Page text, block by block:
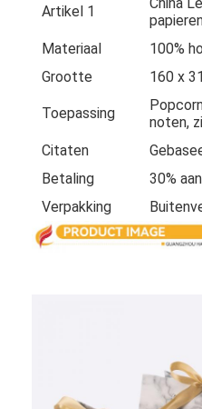
Fabriekstour
Kwaliteitscontrole
Neem contact met ons op
verpakkingsdozen
Artikel 1
Materiaal
100%
Grootte
160 x
Toepassing
noten,
Citaten
Betaling
30%
Verpakking